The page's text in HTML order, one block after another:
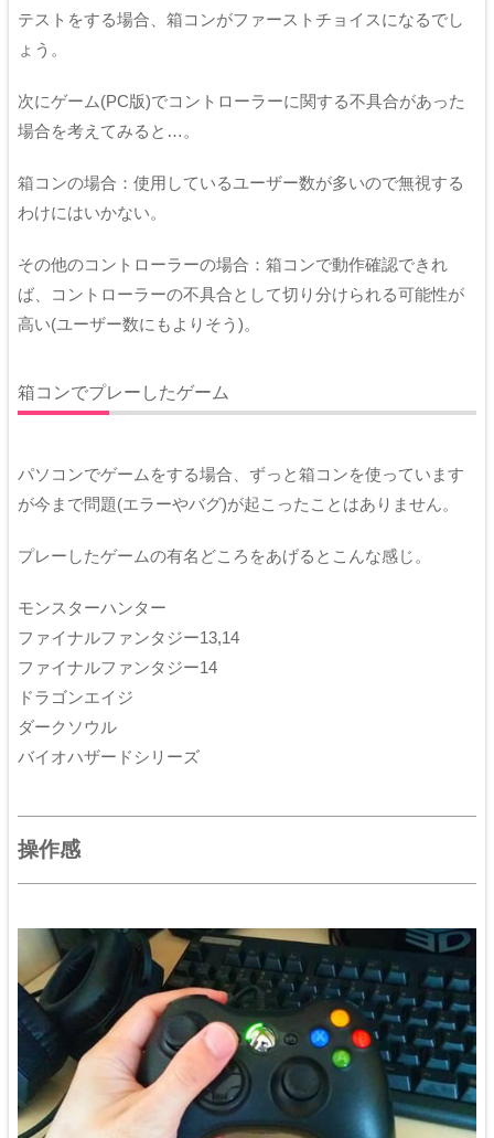
テストをする場合、箱コンがファーストチョイスになるでし
ょう。
次にゲーム(PC版)でコントローラーに関する不具合があった
場合を考えてみると…。
箱コンの場合：使用しているユーザー数が多いので無視する
わけにはいかない。
その他のコントローラーの場合：箱コンで動作確認できれ
ば、コントローラーの不具合として切り分けられる可能性が
高い(ユーザー数にもよりそう)。
箱コンでプレーしたゲーム
パソコンでゲームをする場合、ずっと箱コンを使っています
が今まで問題(エラーやバグ)が起こったことはありません。
プレーしたゲームの有名どころをあげるとこんな感じ。
モンスターハンター
ファイナルファンタジー13,14
ファイナルファンタジー14
ドラゴンエイジ
ダークソウル
バイオハザードシリーズ
操作感